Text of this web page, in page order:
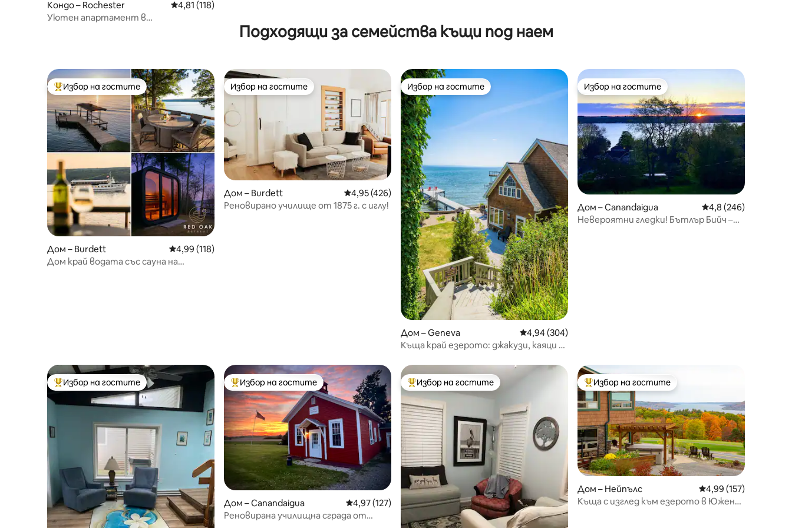
Кондо – Rochester Средна оценка: 4,81 от 5, 118 отзива
4,81 (118)
Уютен апартамент в
Подходящи за семейства къщи под наем
Най-популярен избор на гостите
Избор на гостите
Дом – Burdett Средна оценка: 4,99 от 5, 118 отзива
4,99 (118)
Дом край водата със сауна на
Избор на гостите
Избор на гостите
Дом – Burdett Средна оценка: 4,95 от 5, 426 отзива
4,95 (426)
Реновирано училище от 1875 г. с иглу!
Избор на гостите
Избор на гостите
Дом – Geneva Средна оценка: 4,94 от 5, 304 отзива
4,94 (304)
Къща край езерото: джакузи, каяци и
Избор на гостите
Избор на гостите
Дом – Canandaigua Средна оценка: 4,8
4,8 (246)
Невероятни гледки! Бътлър Бийч –
Най-популярен избор на гостите
Избор на гостите Най-популярен избор на гостите
Избор на гостите
Дом – Canandaigua Средна оценка: 4,97 от 5, 127 отзива
4,97 (127)
Реновирана училищна сграда от
Най-популярен избор на гостите
Избор на гостите Най-популярен избор на гостите
Избор на гостите
Дом – Нейпълс Средна оценка: 4,99
4,99 (157)
Къща с изглед към езерото в Южен